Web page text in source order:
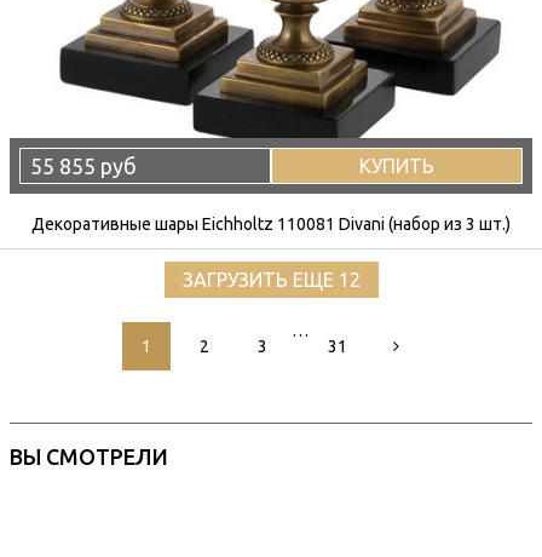
55 855 руб КУПИТЬ
Декоративные шары Eichholtz 110081 Divani (набор из 3 шт.)
ЗАГРУЗИТЬ ЕЩЕ 12
1 2 3
…
31
ВЫ СМОТРЕЛИ